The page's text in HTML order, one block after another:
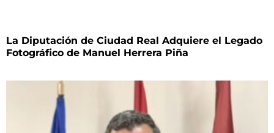
La Diputación de Ciudad Real Adquiere el Legado
Fotográfico de Manuel Herrera Piña